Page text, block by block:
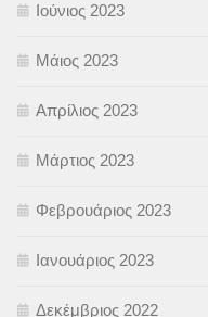
Ιούνιος 2023
Μάιος 2023
Απρίλιος 2023
Μάρτιος 2023
Φεβρουάριος 2023
Ιανουάριος 2023
Δεκέμβριος 2022